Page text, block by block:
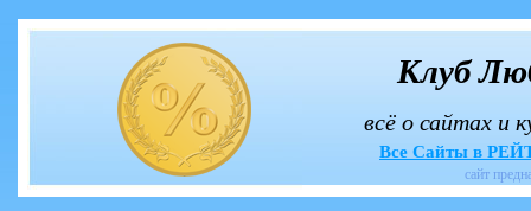
Клуб
всё о сайтах и
Все Сайты в
сайт